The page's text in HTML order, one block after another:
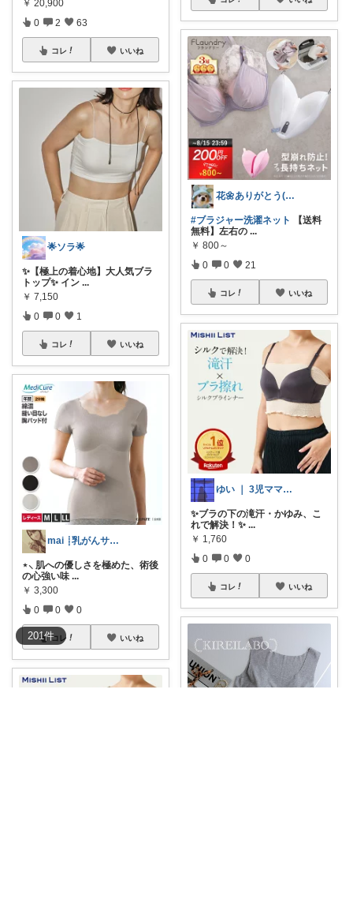
201件
￥ 20,900
0 2 63
コレ いいね
🌟ソラ🌟
✨【極上の着心地】大人気ブラ
トップ✨ イン ...
￥ 7,150
0 0 1
コレ いいね
mai ┊乳がんサバイバー × 癒し
⋆⸜ 肌への優しさを極めた、術後
の心強い味 ...
￥ 3,300
0 0 0
コレ いいね
花🌼ありがとう(*･ω･)*_ _)ﾍ
#ブラジャー洗濯ネット
【送料
無料】左右の ...
￥ 800～
0 0 21
コレ いいね
ゆい ｜ 3児ママのおすすめROOM
✨ブラの下の滝汗・かゆみ、こ
れで解決！✨ ...
￥ 1,760
0 0 0
コレ いいね